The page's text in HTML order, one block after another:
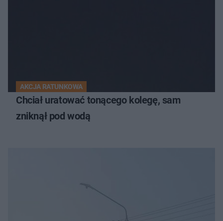
AKCJA RATUNKOWA
Chciał uratować tonącego kolegę, sam
zniknął pod wodą